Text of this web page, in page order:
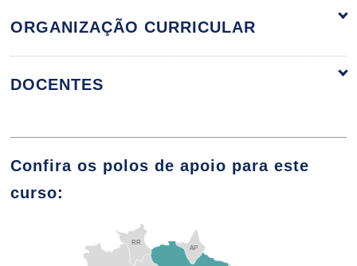
ORGANIZAÇÃO CURRICULAR
ÁLGEBRA LINEAR E GEOMETRIA
ANALÍTICA
96
DOCENTES
ALUIZIO FERREIRA ELIAS
Confira os polos de apoio para este
curso:
AP
RR